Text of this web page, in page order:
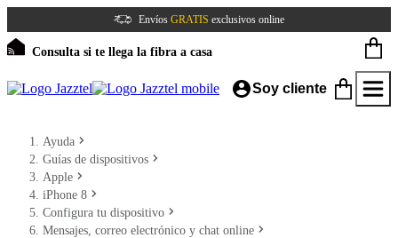
Envíos GRATIS exclusivos online
Consulta si te llega la fibra a casa
Soy cliente
Ayuda
Guías de dispositivos
Apple
iPhone 8
Configura tu dispositivo
Mensajes, correo electrónico y chat online